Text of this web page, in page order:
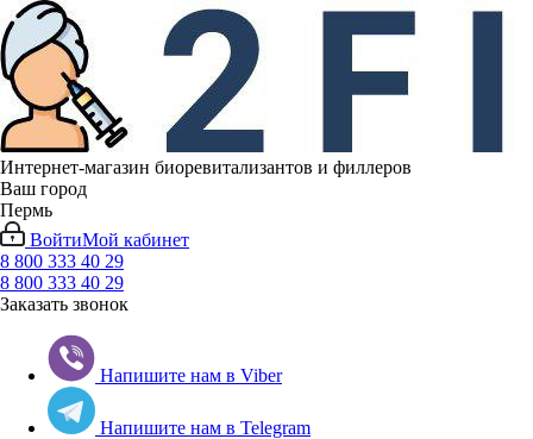
Интернет-магазин биоревитализантов и филлеров
Ваш город
Пермь
ВойтиМой кабинет
8 800 333 40 29
8 800 333 40 29
Заказать звонок
Напишите нам в Viber
Напишите нам в Telegram